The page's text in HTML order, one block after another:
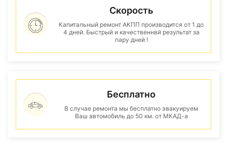
Скорость
Капитальный ремонт АКПП производится от 1 до
4 дней. Быстрый и качественнвй результат за
пару дней !
Бесплатно
В случае ремонта мы бесплатно эвакуируем
Ваш автомобиль до 50 км. от МКАД-а